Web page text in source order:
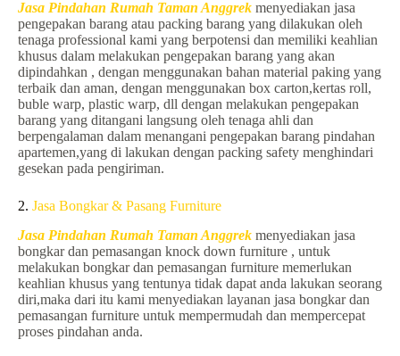
Jasa Pindahan Rumah Taman Anggrek menyediakan jasa
pengepakan barang atau packing barang yang dilakukan oleh
tenaga professional kami yang berpotensi dan memiliki keahlian
khusus dalam melakukan pengepakan barang yang akan
dipindahkan , dengan menggunakan bahan material paking yang
terbaik dan aman, dengan menggunakan box carton,kertas roll,
buble warp, plastic warp, dll dengan melakukan pengepakan
barang yang ditangani langsung oleh tenaga ahli dan
berpengalaman dalam menangani pengepakan barang pindahan
apartemen,yang di lakukan dengan packing safety menghindari
gesekan pada pengiriman.
2. Jasa Bongkar & Pasang Furniture
Jasa Pindahan Rumah Taman Anggrek menyediakan jasa
bongkar dan pemasangan knock down furniture , untuk
melakukan bongkar dan pemasangan furniture memerlukan
keahlian khusus yang tentunya tidak dapat anda lakukan seorang
diri,maka dari itu kami menyediakan layanan jasa bongkar dan
pemasangan furniture untuk mempermudah dan mempercepat
proses pindahan anda.